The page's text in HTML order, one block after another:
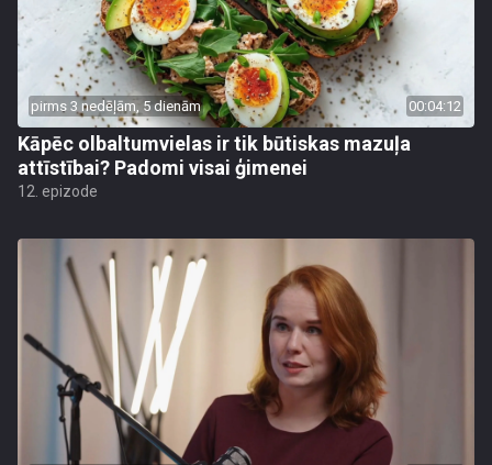
pirms 3 nedēļām, 5 dienām 00:04:12
Kāpēc olbaltumvielas ir tik būtiskas mazuļa
attīstībai? Padomi visai ģimenei
12. epizode